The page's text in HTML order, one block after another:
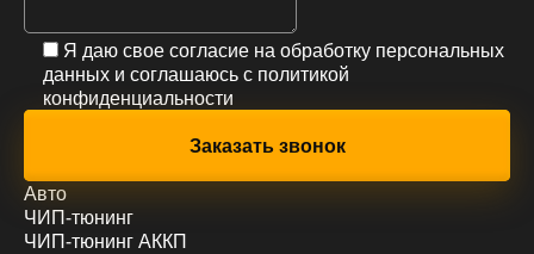
Я даю свое согласие на обработку персональных
данных и соглашаюсь с политикой
конфиденциальности
Авто
ЧИП-тюнинг
ЧИП-тюнинг АККП